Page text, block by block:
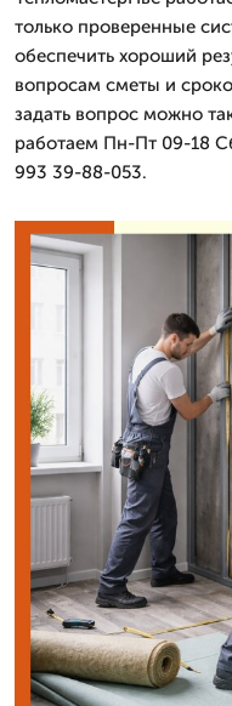
только проверенные
обеспечить хороший
вопросам сметы и
задать вопрос можно
работаем Пн-Пт 09-18
993 39-88-053.